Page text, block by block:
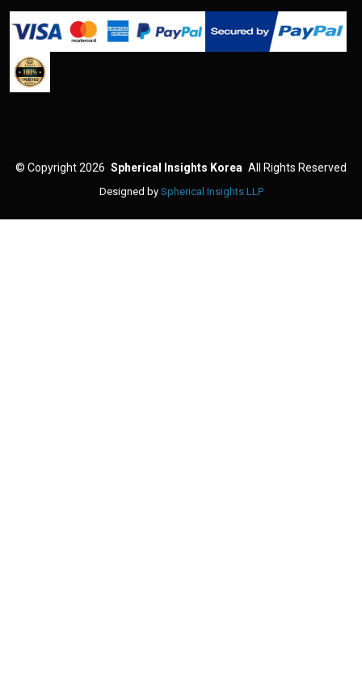
© Copyright 2026 Spherical Insights Korea All Rights Reserved
Designed by Spherical Insights LLP